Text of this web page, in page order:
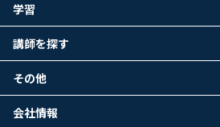
学習
講師を探す
その他
会社情報